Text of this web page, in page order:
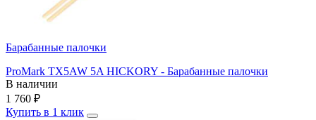
Барабанные палочки
ProMark TX5AW 5A HICKORY - Барабанные палочки
В наличии
1 760 ₽
Купить в 1 клик